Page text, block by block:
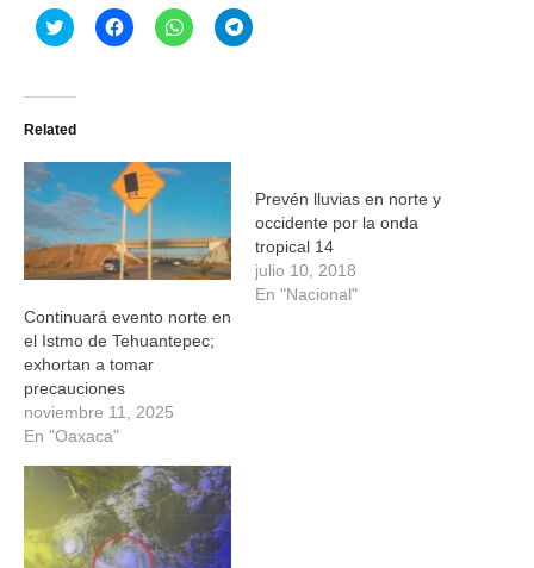
Haz
clic
Twitter
abre
una
ventana
nueva)
Haz
clic
una
ventana
nueva)
Haz
clic
una
ventana
nueva)
Haz
clic
nueva)
Related
Continuará evento norte en
el Istmo de Tehuantepec;
exhortan a tomar
precauciones
noviembre 11, 2025
En "Oaxaca"
Prevén lluvias en norte y
occidente por la onda
tropical 14
julio 10, 2018
En "Nacional"